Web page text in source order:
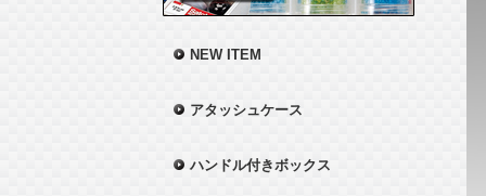
NEW ITEM
アタッシュケース
ハンドル付きボックス